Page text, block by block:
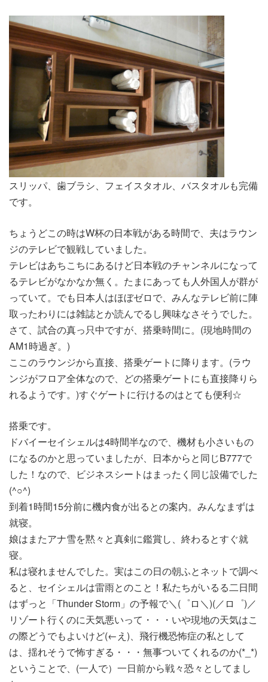
スリッパ、歯ブラシ、フェイスタオル、バスタオルも完備
です。
ちょうどこの時はW杯の日本戦がある時間で、夫はラウン
ジのテレビで観戦していました。
テレビはあちこちにあるけど日本戦のチャンネルになって
るテレビがなかなか無く。たまにあっても人外国人が群が
っていて。でも日本人はほぼゼロで、みんなテレビ前に陣
取ったわりには雑誌とか読んでるし興味なさそうでした。
さて、試合の真っ只中ですが、搭乗時間に。(現地時間の
AM1時過ぎ。)
ここのラウンジから直接、搭乗ゲートに降ります。(ラウ
ンジがフロア全体なので、どの搭乗ゲートにも直接降りら
れるようです。)すぐゲートに行けるのはとても便利☆
搭乗です。
ドバイーセイシェルは4時間半なので、機材も小さいもの
になるのかと思っていましたが、日本からと同じB777で
した！なので、ビジネスシートはまったく同じ設備でした
(^○^)
到着1時間15分前に機内食が出るとの案内。みんなまずは
就寝。
娘はまたアナ雪を黙々と真剣に鑑賞し、終わるとすぐ就
寝。
私は寝れませんでした。実はこの日の朝ふとネットで調べ
ると、セイシェルは雷雨とのこと！私たちがいるる二日間
はずっと「Thunder Storm」の予報で＼(゜ロ＼)(／ロ゜)／
リゾート行くのに天気悪いって・・・いや現地の天気はこ
の際どうでもよいけど(←え)、飛行機恐怖症の私として
は、揺れそうで怖すぎる・・・無事ついてくれるのか(*_*)
ということで、(一人で）一日前から戦々恐々としてまし